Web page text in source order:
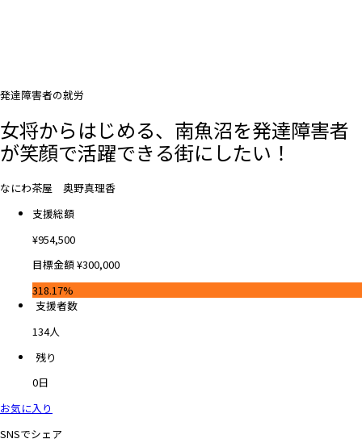
発達障害者の就労
女将からはじめる、南魚沼を発達障害者
が笑顔で活躍できる街にしたい！
なにわ茶屋 奥野真理香
支援総額
¥954,500
目標金額¥300,000
318.17%
支援者数
134人
残り
0日
お気に入り
SNSでシェア